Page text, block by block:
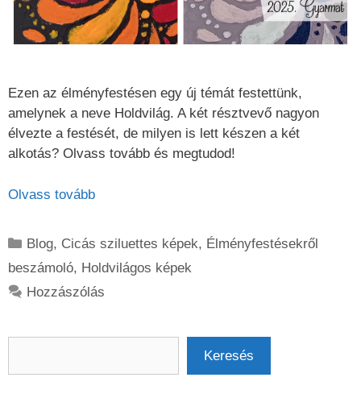
Ezen az élményfestésen egy új témát festettünk,
amelynek a neve Holdvilág. A két résztvevő nagyon
élvezte a festését, de milyen is lett készen a két
alkotás? Olvass tovább és megtudod!
Olvass tovább
Kategória
Blog, Cicás sziluettes képek, Élményfestésekről
beszámoló, Holdvilágos képek
Hozzászólás
Keresés